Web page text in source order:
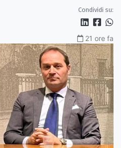
Condividi su:
21 ore fa